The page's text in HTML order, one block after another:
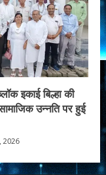
इकाई बिल्हा की
उन्नति पर हुई
2026